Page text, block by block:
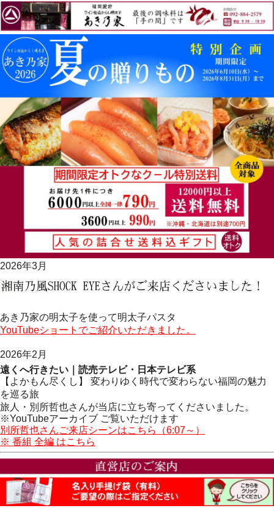
2026年3月
あき乃家の明太子を使って明太子パスタ
YouTubeショートでご紹介いただきました。
2026年2月
遠くへ行きたい｜読売テレビ・日本テレビ系
【よかもん尽くし】 変わりゆく時代で変わらない福岡の魅力
を巡る旅
旅人・別所哲也さんが当店に立ち寄ってくださいました。
※YouTubeアーカイブ ご覧いただけます
別所哲也さんご来店シーンはこちら（6:07～）
※ 番組 全編 はこちら